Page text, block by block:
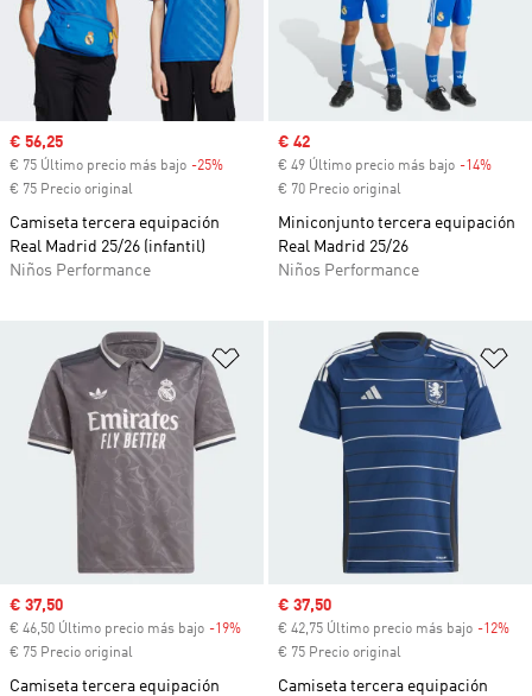
Precio de venta
€ 56,25
€ 75 Último precio más bajo -25% Descuento
€ 75 Precio original
Camiseta tercera equipación
Real Madrid 25/26 (infantil)
Niños Performance
Precio de venta
€ 42
€ 49 Último precio más bajo -14%
€ 70 Precio original
Miniconjunto tercera equipación
Real Madrid 25/26
Niños Performance
Añadir a la lista de deseos
Precio de venta
€ 37,50
€ 46,50 Último precio más bajo -19% Descuento
€ 75 Precio original
Camiseta tercera equipación
Precio de venta
€ 37,50
€ 42,75 Último precio más bajo -12%
€ 75 Precio original
Camiseta tercera equipación